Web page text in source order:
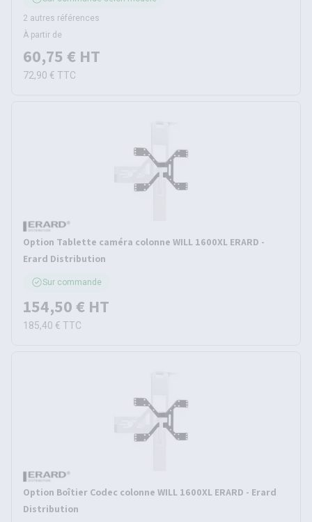
2 autres références
À partir de
60,75 € HT
72,90 € TTC
Option Tablette caméra colonne WILL 1600XL ERARD -
Erard Distribution
Sur commande
154,50 € HT
185,40 € TTC
Option Boîtier Codec colonne WILL 1600XL ERARD - Erard
Distribution